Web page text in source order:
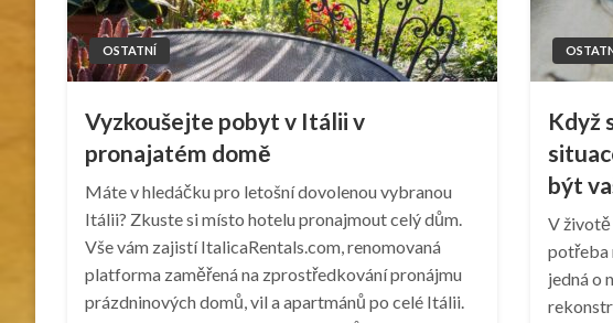
OSTATNÍ
Vyzkoušejte pobyt v Itálii v
pronajatém domě
Máte v hledáčku pro letošní dovolenou vybranou
Itálii? Zkuste si místo hotelu pronajmout celý dům.
Vše vám zajistí ItalicaRentals.com, renomovaná
platforma zaměřená na zprostředkování pronájmu
prázdninových domů, vil a apartmánů po celé Itálii.
Když
být
V životě
potřeba
jedná o